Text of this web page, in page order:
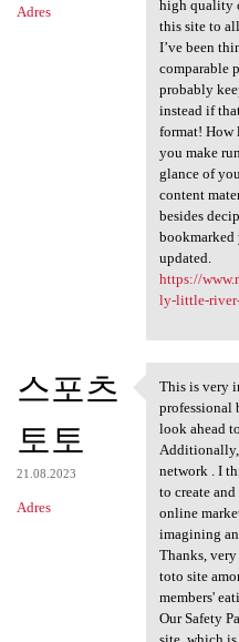
Adres
high quality
this site to
I’ve been
comparable
probably
instead if
format! How
you make
glance of
content
besides
bookmarked
updated.
https://
ly-little-river-
스포츠
토토
21.08.2023
Adres
This is
This is very
professional
look ahead
Additionally,
network . I
to create
online
imagining
Thanks,
toto site
members'
Our Safety